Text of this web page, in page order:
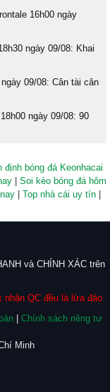
16h00 ngày
ngày 09/08: Khai
09/08: Cân tài cân
ngày 09/08: 90
định bóng đá Keonhacai
Soi kèo bóng đá hôm
Top nhà cái uy tín
và CHÍNH XÁC trên
nhận QC đều là lừa đảo
Chính sách riêng tư
Minh